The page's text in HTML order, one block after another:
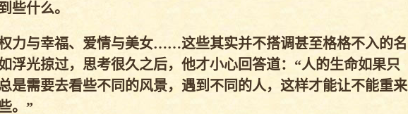
些什么。
力与幸福、爱情与美女……这些其实并不搭调甚至格格不入的名
浮光掠过，思考很久之后，他才小心回答道：“人的生命如果只
是需要去看些不同的风景，遇到不同的人，这样才能让不能重来
。”